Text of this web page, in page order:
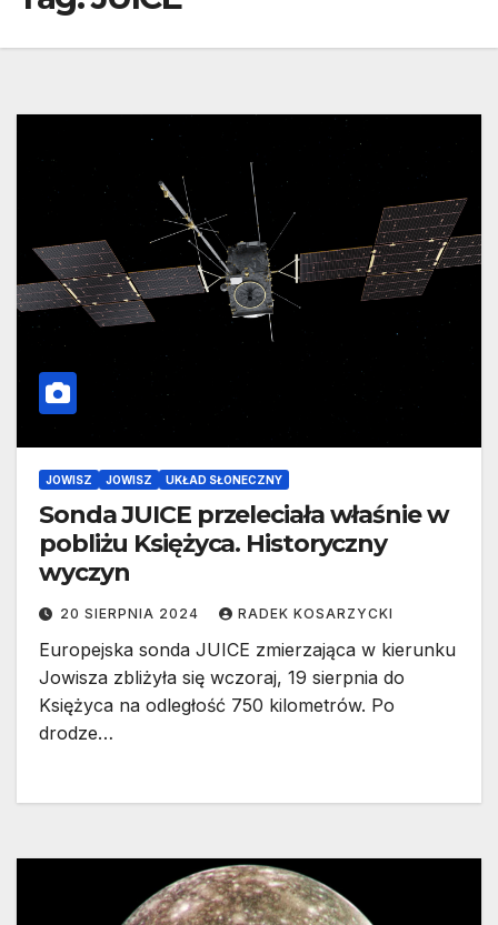
JOWISZ JOWISZ UKŁAD SŁONECZNY
Sonda JUICE przeleciała właśnie w
pobliżu Księżyca. Historyczny
wyczyn
20 SIERPNIA 2024 RADEK KOSARZYCKI
Europejska sonda JUICE zmierzająca w kierunku
Jowisza zbliżyła się wczoraj, 19 sierpnia do
Księżyca na odległość 750 kilometrów. Po
drodze…